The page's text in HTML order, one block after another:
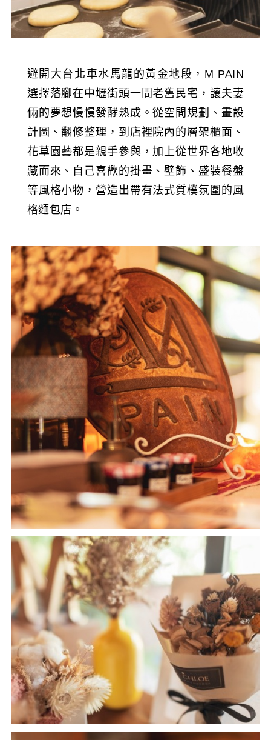
避開大台北車水馬龍的黃金地段，M PAIN
選擇落腳在中壢街頭一間老舊民宅，讓夫妻
倆的夢想慢慢發酵熟成。從空間規劃、畫設
計圖、翻修整理，到店裡院內的層架櫃面、
花草園藝都是親手參與，加上從世界各地收
藏而來、自己喜歡的掛畫、壁飾、盛裝餐盤
等風格小物，營造出帶有法式質樸氛圍的風
格麵包店。